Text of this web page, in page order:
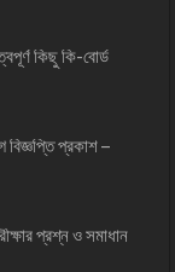
কিছু কি-বোর্ড
বিজ্ঞপ্তি প্রকাশ –
প্রশ্ন ও সমাধান